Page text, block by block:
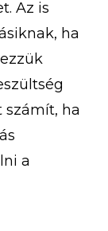
Az is
ha
számít, ha
a